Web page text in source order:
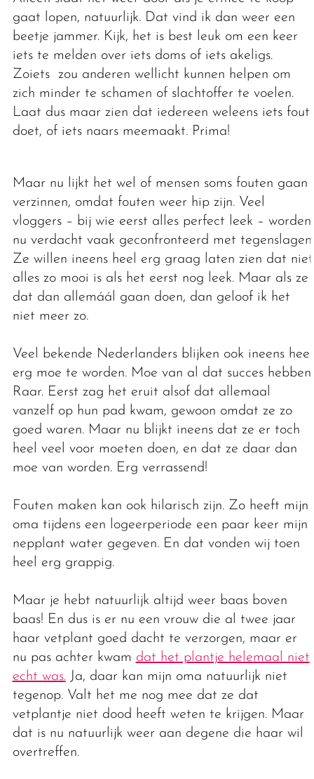
gaat lopen, natuurlijk. Dat vind ik dan weer een
beetje jammer. Kijk, het is best leuk om een keer
iets te melden over iets doms of iets akeligs.
Zoiets zou anderen wellicht kunnen helpen om
zich minder te schamen of slachtoffer te voelen.
Laat dus maar zien dat iedereen weleens iets fout
doet, of iets naars meemaakt. Prima!
Maar nu lijkt het wel of mensen soms fouten gaan
verzinnen, omdat fouten weer hip zijn. Veel
vloggers – bij wie eerst alles perfect leek – worden
nu verdacht vaak geconfronteerd met tegenslagen.
Ze willen ineens heel erg graag laten zien dat niet
alles zo mooi is als het eerst nog leek. Maar als ze
dat dan allemáál gaan doen, dan geloof ik het
niet meer zo.
Veel bekende Nederlanders blijken ook ineens heel
erg moe te worden. Moe van al dat succes hebben.
Raar. Eerst zag het eruit alsof dat allemaal
vanzelf op hun pad kwam, gewoon omdat ze zo
goed waren. Maar nu blijkt ineens dat ze er toch
heel veel voor moeten doen, en dat ze daar dan
moe van worden. Erg verrassend!
Fouten maken kan ook hilarisch zijn. Zo heeft mijn
oma tijdens een logeerperiode een paar keer mijn
nepplant water gegeven. En dat vonden wij toen
heel erg grappig.
Maar je hebt natuurlijk altijd weer baas boven
baas! En dus is er nu een vrouw die al twee jaar
haar vetplant goed dacht te verzorgen, maar er
nu pas achter kwam dat het plantje helemaal niet
echt was.Ja, daar kan mijn oma natuurlijk niet
tegenop. Valt het me nog mee dat ze dat
vetplantje niet dood heeft weten te krijgen. Maar
dat is nu natuurlijk weer aan degene die haar wil
overtreffen.